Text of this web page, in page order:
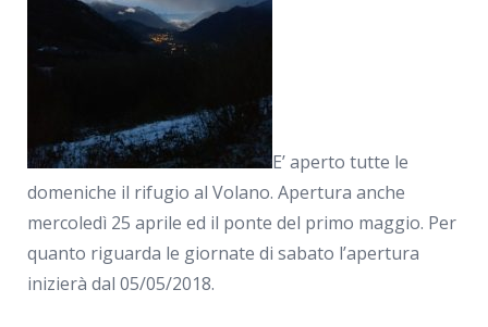
E’ aperto tutte le
domeniche il rifugio al Volano. Apertura anche
mercoledì 25 aprile ed il ponte del primo maggio. Per
quanto riguarda le giornate di sabato l’apertura
inizierà dal 05/05/2018.